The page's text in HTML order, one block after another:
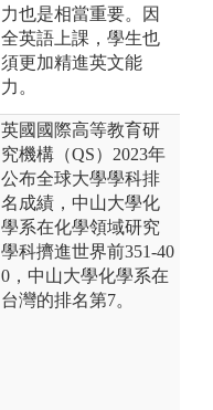
力也是相當重要。因
全英語上課，學生也
須更加精進英文能
力。
英國國際高等教育研
究機構（QS）2023年
公布全球大學學科排
名成績，中山大學化
學系在化學領域研究
學科擠進世界前351-40
0，中山大學化學系在
台灣的排名第7。